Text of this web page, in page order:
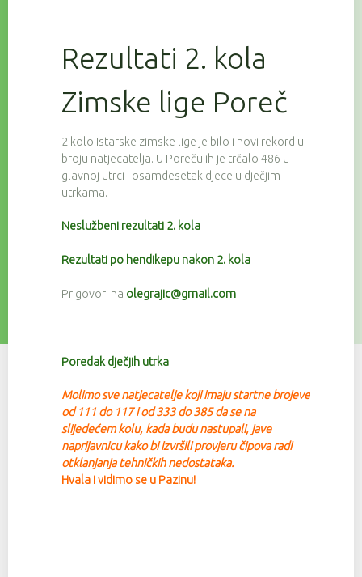
Rezultati 2. kola
Zimske lige Poreč
2 kolo Istarske zimske lige je bilo i novi rekord u
broju natjecatelja. U Poreču ih je trčalo 486 u
glavnoj utrci i osamdesetak djece u dječjim
utrkama.
Neslužbeni rezultati 2. kola
Rezultati po hendikepu nakon 2. kola
Prigovori na olegrajic@gmail.com
Poredak dječjih utrka
Molimo sve natjecatelje koji imaju startne brojeve
od 111 do 117 i od 333 do 385 da se na
slijedećem kolu, kada budu nastupali, jave
naprijavnicu kako bi izvršili provjeru čipova radi
otklanjanja tehničkih nedostataka.
Hvala i vidimo se u Pazinu!